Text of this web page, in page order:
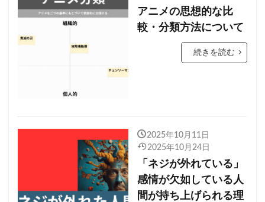
アニメの思想的な比
較・分類方法について
続きを読む
2025年10月11日
2025年10月24日
「ネジが外れている」
感情が欠如している人
間が持ち上げられる理